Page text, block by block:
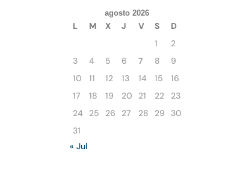
agosto 2026
L M X J V S
D
1
2
3
4 5 6 7 8
9
10
11 12 13 14 15
16
17
18 19 20 21 22
23
24
25 26 27 28 29
30
31
« Jul